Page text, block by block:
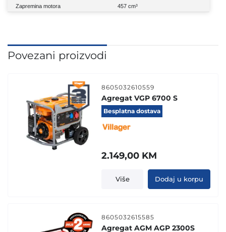
Zapremina motora 457 cm³
Povezani proizvodi
8605032610559
Agregat VGP 6700 S
Besplatna dostava
2.149,00 KM
Više Dodaj u korpu
8605032615585
Agregat AGM AGP 2300S